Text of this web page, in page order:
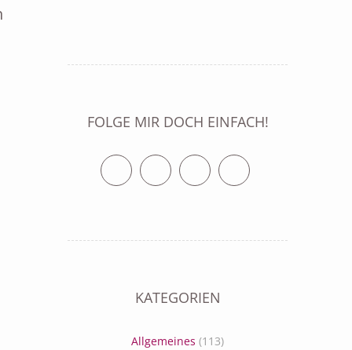
FOLGE MIR DOCH EINFACH!
TwitterFacebookVimeo RSS Feed
KATEGORIEN
Allgemeines (113)